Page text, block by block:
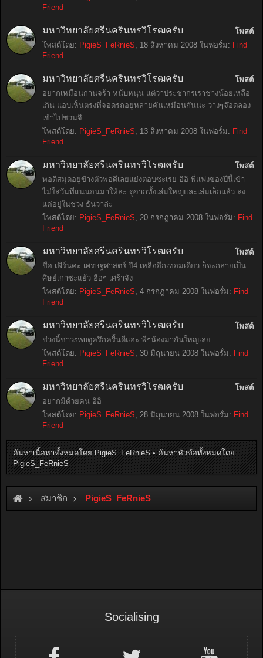
Friend
โพสต์
มหาวิทยาลัยศรีนครินทรวิโรฒครับ
โพสต์โดย: PigieS_FeRnieS, 18 สิงหาคม 2008 ในฟอรั่ม: Find
Friend
โพสต์
มหาวิทยาลัยศรีนครินทรวิโรฒครับ
อยากเหมือนกานจร้า หนับหนุน แต่ว่าประชากรเราช่างน้อยเหลือ
เกิน แอบเห็นตรงที่จอดรถอยู่หลายคันเหมือนกันนะ ว่างๆจ๊อดลอง
เข้าไปชวนจิ
โพสต์โดย: PigieS_FeRnieS, 13 สิงหาคม 2008 ในฟอรั่ม: Find
Friend
โพสต์
มหาวิทยาลัยศรีนครินทรวิโรฒครับ
พอดีสมุดอยู่ข้างตัวพอดีเลยแย่งตอบซะเรย อิอิ พี่แฟงของปีนี้เข้า
ไม่ใส่วันที่แน่นอนมาให้ละ ดูจากทั้งเล่มใหญ่และเล่มเล็กแล้ว ลง
แค่อยู่ในช่วง ธันวาล่ะ
โพสต์โดย: PigieS_FeRnieS, 20 กรกฎาคม 2008 ในฟอรั่ม: Find
Friend
โพสต์
มหาวิทยาลัยศรีนครินทรวิโรฒครับ
ชื่อ เฟิร์นคะ เศรษฐศาสตร์ ปี4 เหลืออีกเทอมเดียว ก็จะกลายเป็น
ศิษย์เก่าซะแย้ว ฮือๆ เศร้าจัง
โพสต์โดย: PigieS_FeRnieS, 4 กรกฎาคม 2008 ในฟอรั่ม: Find
Friend
โพสต์
มหาวิทยาลัยศรีนครินทรวิโรฒครับ
ช่วงนี้ชาวswuดูครึกครื้นดีแฮะ พี่ๆน้องมากันใหญ่เลย
โพสต์โดย: PigieS_FeRnieS, 30 มิถุนายน 2008 ในฟอรั่ม: Find
Friend
โพสต์
มหาวิทยาลัยศรีนครินทรวิโรฒครับ
อยากมีด้วยคน อิอิ
โพสต์โดย: PigieS_FeRnieS, 28 มิถุนายน 2008 ในฟอรั่ม: Find
Friend
ค้นหาเนื้อหาทั้งหมดโดย PigieS_FeRnieS
ค้นหาหัวข้อทั้งหมดโดย
PigieS_FeRnieS
สมาชิก PigieS_FeRnieS
Socialising